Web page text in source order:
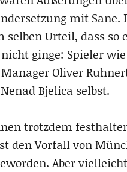
mit Sane.
selben Urteil, dass so
ginge: Spieler
Manager Oliver
Bjelica selbst.
trotzdem
den Vorfall von
Aber